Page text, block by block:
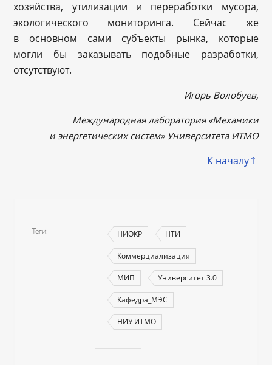
хозяйства, утилизации и переработки мусора,
экологического мониторинга. Сейчас же
в основном сами субъекты рынка, которые
могли бы заказывать подобные разработки,
отсутствуют.
Игорь Волобуев,
Международная лаборатория «Механики
и энергетических систем» Университета ИТМО
К началу
Теги НИОКР НТИ
Коммерциализация
МИП Университет 3.0
Кафедра_МЭС
НИУ ИТМО